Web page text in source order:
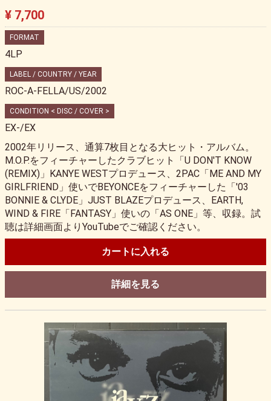
¥ 7,700
FORMAT
4LP
LABEL / COUNTRY / YEAR
ROC-A-FELLA/US/2002
CONDITION < DISC / COVER >
EX-/EX
2002年リリース、通算7枚目となる大ヒット・アルバム。
M.O.P.をフィーチャーしたクラブヒット「U DON'T KNOW
(REMIX)」KANYE WESTプロデュース、2PAC「ME AND MY
GIRLFRIEND」使いでBEYONCEをフィーチャーした「'03
BONNIE & CLYDE」JUST BLAZEプロデュース、EARTH,
WIND & FIRE「FANTASY」使いの「AS ONE」等、収録。試
聴は詳細画面よりYouTubeでご確認ください。
カートに入れる
詳細を見る